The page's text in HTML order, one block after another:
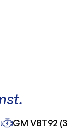
GM V8T92